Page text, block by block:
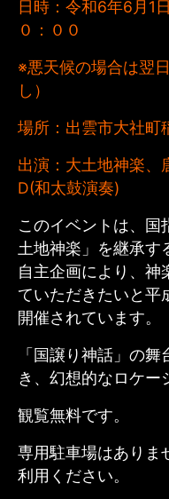
日時：令和6年6月1
０：００
※悪天候の場合は翌
し）
場所：出雲市大社
出演：大土地神楽、
D(和太鼓演奏)
このイベントは、国
土地神楽」を継承す
自主企画により、神
ていただきたいと平
開催されています。
「国譲り神話」の
き、幻想的なロケー
観覧無料です。
専用駐車場はありま
利用ください。